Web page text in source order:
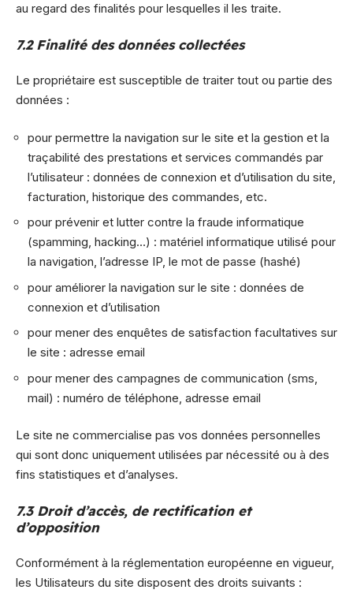
au regard des finalités pour lesquelles il les traite.
7.2 Finalité des données collectées
Le propriétaire est susceptible de traiter tout ou partie des
données :
pour permettre la navigation sur le site et la gestion et la
traçabilité des prestations et services commandés par
l’utilisateur : données de connexion et d’utilisation du site,
facturation, historique des commandes, etc.
pour prévenir et lutter contre la fraude informatique
(spamming, hacking…) : matériel informatique utilisé pour
la navigation, l’adresse IP, le mot de passe (hashé)
pour améliorer la navigation sur le site : données de
connexion et d’utilisation
pour mener des enquêtes de satisfaction facultatives sur
le site : adresse email
pour mener des campagnes de communication (sms,
mail) : numéro de téléphone, adresse email
Le site ne commercialise pas vos données personnelles
qui sont donc uniquement utilisées par nécessité ou à des
fins statistiques et d’analyses.
7.3 Droit d’accès, de rectification et
d’opposition
Conformément à la réglementation européenne en vigueur,
les Utilisateurs du site disposent des droits suivants :